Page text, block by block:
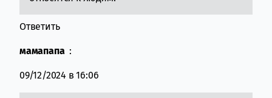
Ответить
мамапапа :
09/12/2024 в 16:06